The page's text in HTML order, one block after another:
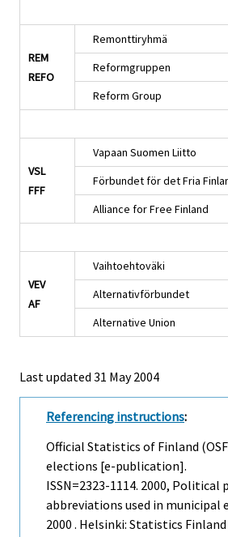
REM
REFO
Remonttiryhmä
Reformgruppen
Reform Group
VSL
FFF
Vapaan Suomen Liitto
Förbundet för det Fria
Alliance for Free Finland
VEV
AF
Vaihtoehtoväki
Alternativförbundet
Alternative Union
Last updated 31 May 2004
Referencing instructions:
Official Statistics of Finland
elections [e-publication].
ISSN=2323-1114. 2000, Political
abbreviations used in municipal
2000 . Helsinki: Statistics